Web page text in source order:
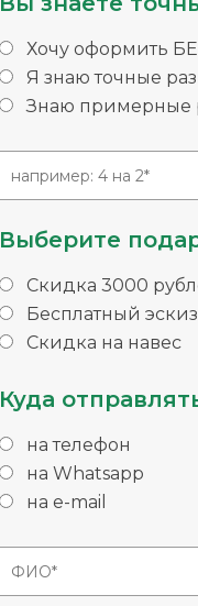
Хочу оформить
Я знаю точные
Знаю примерные
Выберите
Скидка 3000
Бесплатный
Скидка на навес
Куда
на телефон
на Whatsapp
на e-mail